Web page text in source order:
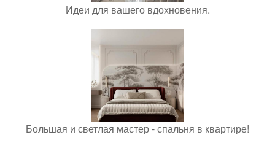
Идеи для вашего вдохновения.
Большая и светлая мастер - спальня в квартире!